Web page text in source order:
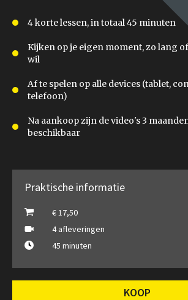
4 korte lessen, in totaal 45 minuten
Kijken op je eigen moment, zo lang
wil
Af te spelen op alle devices (tablet,
telefoon)
Na aankoop zijn de video's 3
beschikbaar
Praktische informatie
€ 17,50
4 afleveringen
45 minuten
KOOP